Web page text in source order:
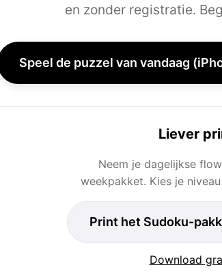
en zonder registratie.
Speel de puzzel van vandaag
Liever
Neem je dagelijkse
weekpakket. Kies je
Print het Sudoku-
Download